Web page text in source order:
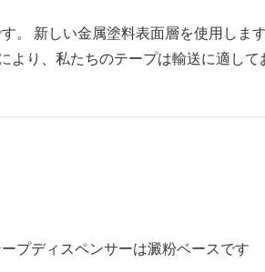
。 新しい金属塗料表面層を使用しま
より、私たちのテープは輸送に適して
プディスペンサーは澱粉ベースです